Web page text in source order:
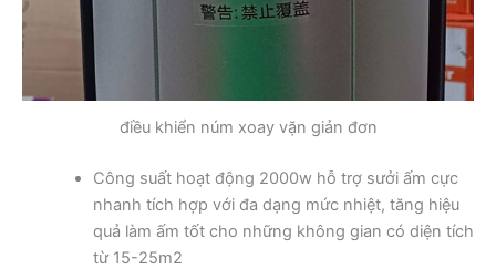
điều khiển núm xoay vặn giản đơn
Công suất hoạt động 2000w hỗ trợ sưởi ấm cực
nhanh tích hợp với đa dạng mức nhiệt, tăng hiệu
quả làm ấm tốt cho những không gian có diện tích
từ 15-25m2